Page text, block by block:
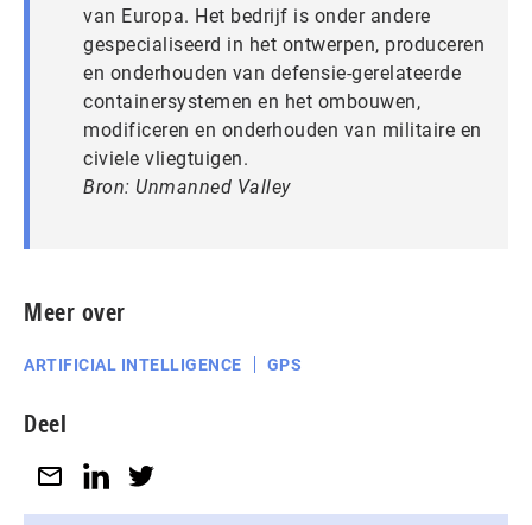
van Europa. Het bedrijf is onder andere
gespecialiseerd in het ontwerpen, produceren
en onderhouden van defensie-gerelateerde
containersystemen en het ombouwen,
modificeren en onderhouden van militaire en
civiele vliegtuigen.
Bron: Unmanned Valley
Meer over
ARTIFICIAL INTELLIGENCE GPS
Deel